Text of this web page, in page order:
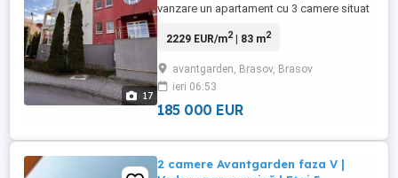
17
vanzare un apartament cu 3 camere situat
Avantgarden 1, in zona Bartolomeu.
ideala pentru o familie care isi doreste un
camin spatios, intr-o zona care ofera un
stil de viata relaxat si ...
2229 EUR/m2| 83 m2
avantgarden, Brasov, Brasov
ieri 06:53
185 000 EUR
2 camere Avantgarden faza V |